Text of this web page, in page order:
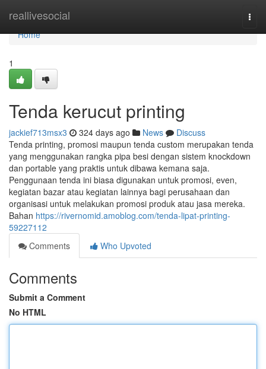
reallivesocial
Home
Home
1
Tenda kerucut printing
jackief713msx3 324 days ago News
Discuss
Tenda printing, promosi maupun tenda custom merupakan tenda
yang menggunakan rangka pipa besi dengan sistem knockdown
dan portable yang praktis untuk dibawa kemana saja.
Penggunaan tenda ini biasa digunakan untuk promosi, even,
kegiatan bazar atau kegiatan lainnya bagi perusahaan dan
organisasi untuk melakukan promosi produk atau jasa mereka.
Bahan https://rivernomid.amoblog.com/tenda-lipat-printing-
59227112
Comments
Who Upvoted
Comments
Submit a Comment
No HTML